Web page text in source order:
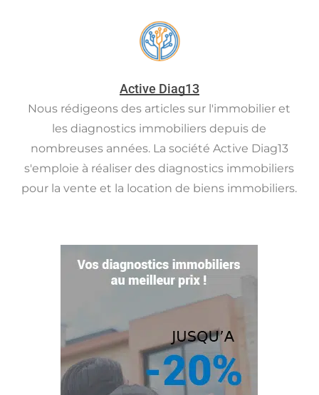
Active Diag13
Nous rédigeons des articles sur l'immobilier et
les diagnostics immobiliers depuis de
nombreuses années. La société Active Diag13
s'emploie à réaliser des diagnostics immobiliers
pour la vente et la location de biens immobiliers.